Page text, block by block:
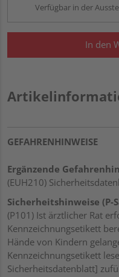
Verfügbar in der
In den
GEFAHRENHINWEISE
Ergänzende
(EUH210)
Sicherheitshinweise (P-
(P101) Ist ärztlicher Rat
Kennzeichnungsetikett
Hände von Kindern
Kennzeichnungsetikett
Sicherheitsdatenblatt]